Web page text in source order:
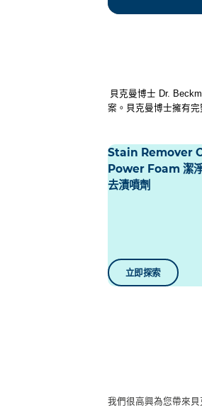
貝克曼博士 Dr.
案。貝克曼博士擁有
Stain Remover
Power Foam 潔
去漬噴劑
立即探索
我們很高興為您帶來